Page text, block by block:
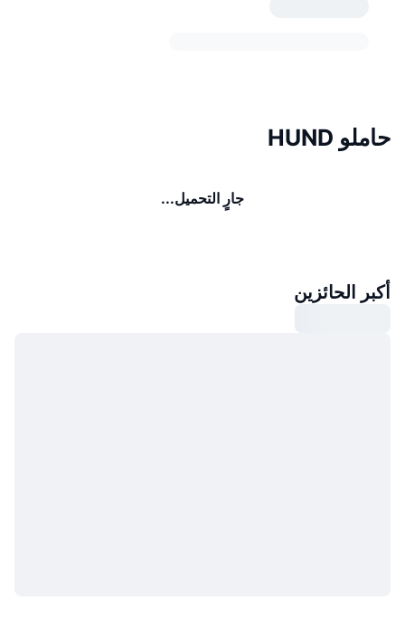
حاملو HUND
جارٍ التحميل...
أكبر الحائزين